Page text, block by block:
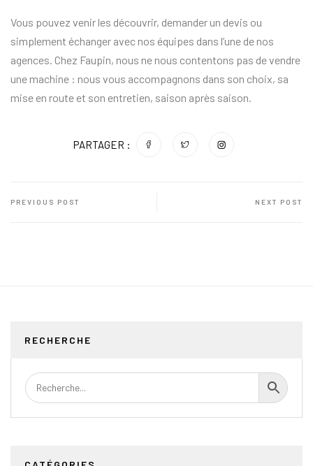
RECHERCHE
Vous pouvez venir les découvrir, demander un devis ou
simplement échanger avec nos équipes dans l’une de nos
agences. Chez Faupin, nous ne nous contentons pas de vendre
une machine : nous vous accompagnons dans son choix, sa
mise en route et son entretien, saison après saison.
PARTAGER :
PREVIOUS POST NEXT POST